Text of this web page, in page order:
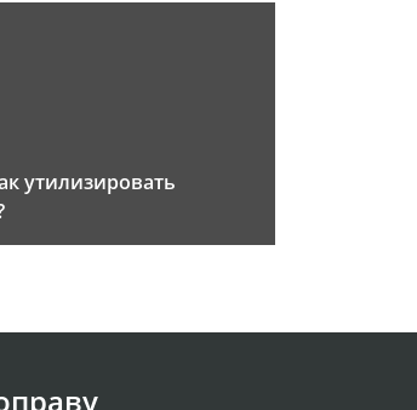
утилизировать